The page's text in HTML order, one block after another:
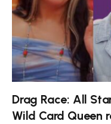
Drag Race: All
Wild Card Queen